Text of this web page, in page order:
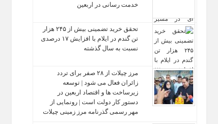
خدمت‌ رسانی در اربعین
تحقق خرید تضمینی بیش از ۲۴۵ هزار
تن گندم در ایلام با افزایش ۱۷ درصدی
نسبت به سال گذشته
مرز چیلات از ۲۸ صفر برای تردد
زائران فعال می‌ شود | توسعه
زیرساخت‌ ها و اقتصاد اربعین در
دستور کار دولت است | رونمایی از
مهر رسمی گذرنامه مرز زمینی چیلات